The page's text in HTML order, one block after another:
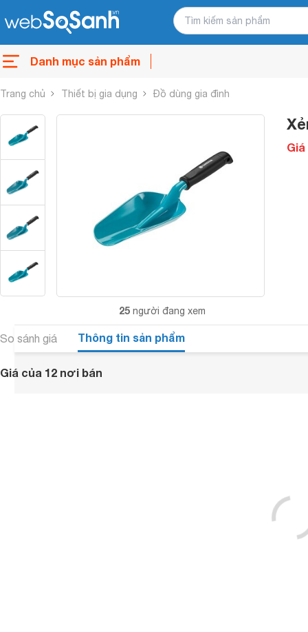
Danh mục sản phẩm
Trang chủ Thiết bị gia dụng Đồ dùng gia đình
25 người đang xem
So sánh giá Thông tin sản phẩm
Giá của 12 nơi bán